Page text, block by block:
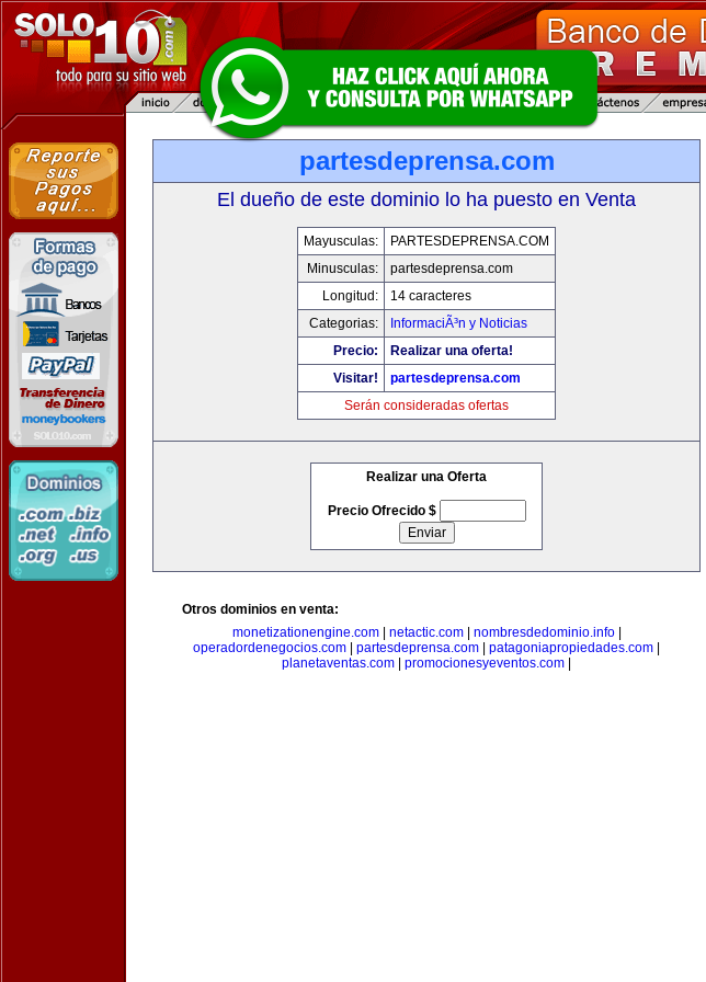
partesdeprensa.com
El dueño de este dominio lo ha puesto en Venta
Mayusculas:
PARTESDEPRENSA.COM
Minusculas:
partesdeprensa.com
Longitud:
14 caracteres
Categorias:
InformaciÃ³n y Noticias
Precio:
Realizar una oferta!
Visitar!
partesdeprensa.com
Serán consideradas ofertas
Realizar una Oferta
Precio Ofrecido $
Otros dominios en venta:
monetizationengine.com| netactic.com| nombresdedominio.info|
operadordenegocios.com
partesdeprensa.com patagoniapropiedades.com
planetaventas.com
promocionesyeventos.com